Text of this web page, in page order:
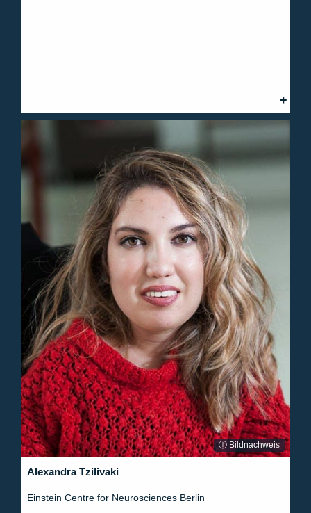
ⓘ Bildnachweis
Alexandra Tzilivaki
Einstein Centre for Neurosciences Berlin